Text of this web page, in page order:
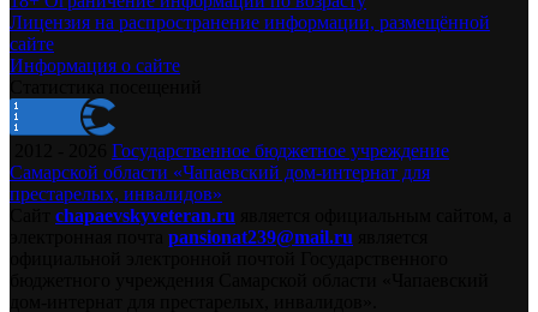
Лицензия на распространение информации, размещённой
сайте
Информация о сайте
Государственное бюджетное учреждение
Самарской области «Чапаевский дом-интернат для
престарелых, инвалидов»
chapaevskyveteran.ru
pansionat239@mail.ru